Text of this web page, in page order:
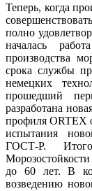
Теперь, когда
полно
началась
производства
срока службы
немецких
прошедший
разработана
профиля ORTEX
испытания
ГОСТ-Р.
до 60 лет. В
возведению